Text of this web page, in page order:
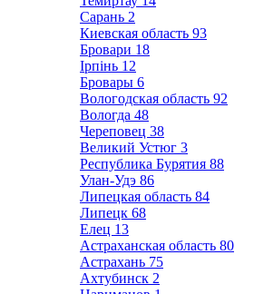
Сарань 2
Киевская область 93
Бровари 18
Ірпінь 12
Бровары 6
Вологодская область 92
Вологда 48
Череповец 38
Великий Устюг 3
Республика Бурятия 88
Улан-Удэ 86
Липецкая область 84
Липецк 68
Елец 13
Астраханская область 80
Астрахань 75
Ахтубинск 2